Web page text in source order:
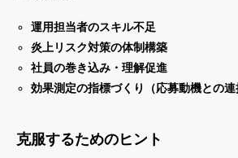
運用担当者のスキル不足
炎上リスク対策の体制構築
社員の巻き込み・理解促進
効果測定の指標づくり（応募動機との連
克服するためのヒント